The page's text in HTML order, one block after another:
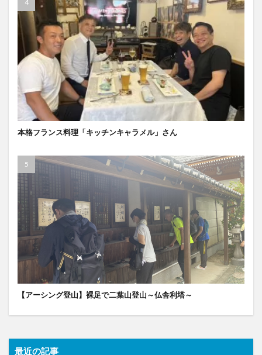
本格フランス料理「キッチンキャラメル」さん
【アーシング登山】裸足で二葉山登山～仏舎利塔～
最近の記事